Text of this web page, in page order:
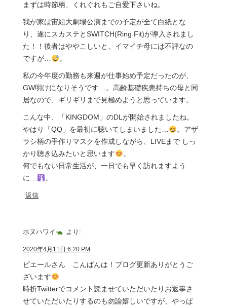
まずは時節柄、くれぐれもご自愛下さいね。
我が家は宙組大劇場公演までの予定が全て白紙とな
り、遂にスカステとSWITCH(Ring Fit)が導入されまし
た！！後者はややこしいと、イマイチ母には不評なの
ですが…
。
私の今年度の勤務も来週が仕事始め予定だったのが、
GW明けになりそうです…。高齢基礎疾患持ちの母と同
居なので、ギリギリまで見極めようと思っています。
こんな中、「KINGDOM」のDLが開始されましたね。
やはり「QQ」を最初に聴いてしまいました…
。アザ
ラシ柄の手作りマスクを作成しながら、LIVEまで しっ
かり聴き込みたいと思います
。
何でもない日常生活が、一日でも早く訪れますよう
に…
。
返信
ホヌハワイ より:
2020年4月11日 6:20 PM
ピエールさん こんばんは！ブログ更新ありがとうご
ざいます
時折Twitterでコメント読ませていただいたりお返事さ
せていただいたりするのも勿論嬉しいですが、やっぱ